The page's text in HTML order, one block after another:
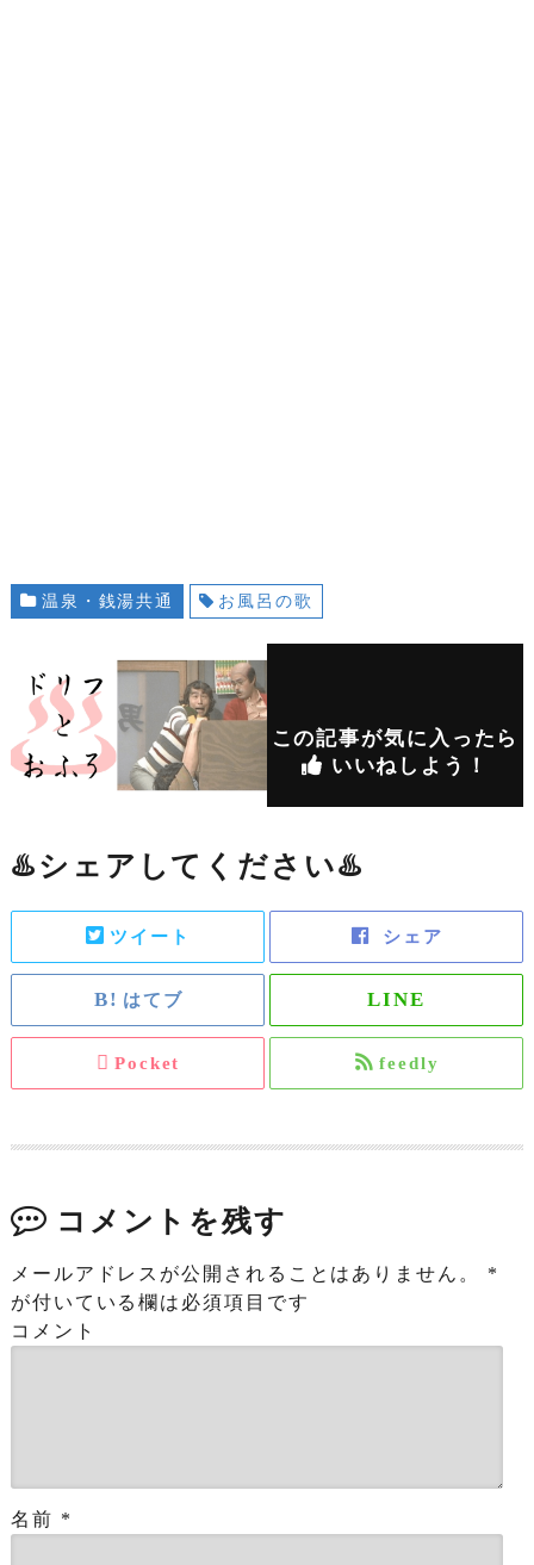
温泉・銭湯共通 お風呂の歌
この記事が気に入ったら
いいねしよう！
♨️シェアしてください♨️
ツイート シェア
はてブ
Pocket feedly
コメントを残す
メールアドレスが公開されることはありません。
*
が付いている欄は必須項目です
コメント
名前 *